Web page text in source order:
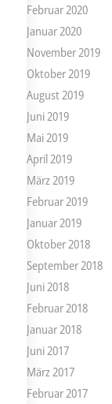
Februar 2020
Januar 2020
November 2019
Oktober 2019
August 2019
Juni 2019
Mai 2019
April 2019
März 2019
Februar 2019
Januar 2019
Oktober 2018
September 2018
Juni 2018
Februar 2018
Januar 2018
Juni 2017
März 2017
Februar 2017